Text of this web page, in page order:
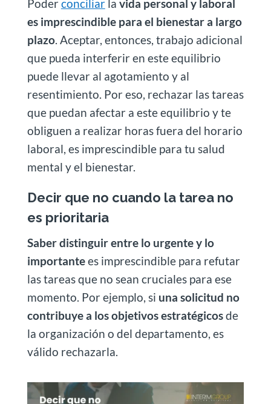
Poderconciliarla vida personal y laboral
es imprescindible para el bienestar a largo
plazo. Aceptar, entonces, trabajo adicional
que pueda interferir en este equilibrio
puede llevar al agotamiento y al
resentimiento. Por eso, rechazar las tareas
que puedan afectar a este equilibrio y te
obliguen a realizar horas fuera del horario
laboral, es imprescindible para tu salud
mental y el bienestar.
Decir que no cuando la tarea no
es prioritaria
Saber distinguir entre lo urgente y lo
importantees imprescindible para refutar
las tareas que no sean cruciales para ese
momento. Por ejemplo, si una solicitud no
contribuye a los objetivos estratégicosde
la organización o del departamento, es
válido rechazarla.